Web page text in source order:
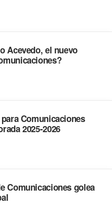
Acevedo, el nuevo
Comunicaciones
2025-2026
Comunicaciones golea